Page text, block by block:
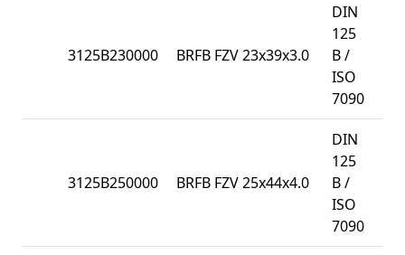
3125B230000 BRFB FZV 23x39x3.0
DIN
125
B /
ISO
7090
3125B250000 BRFB FZV 25x44x4.0
DIN
125
B /
ISO
7090